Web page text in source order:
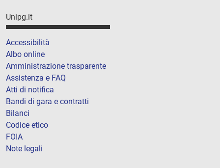
Unipg.it
Accessibilità
Albo online
Amministrazione trasparente
Assistenza e FAQ
Atti di notifica
Bandi di gara e contratti
Bilanci
Codice etico
FOIA
Note legali